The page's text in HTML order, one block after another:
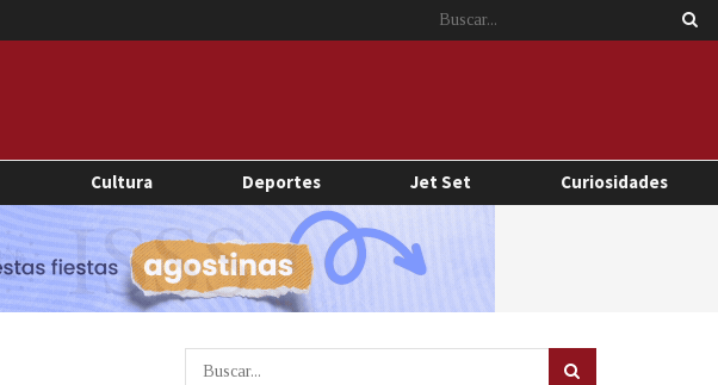
Cultura Deportes Jet Set Curiosidades